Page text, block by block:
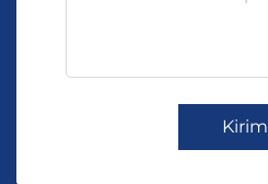
Kirim